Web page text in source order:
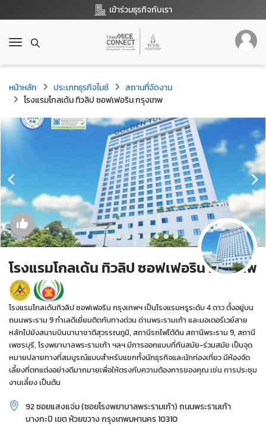
เข้าร่วมธุรกิจกับเรา
T
g
g
l
e
n
a
t
i
o
n
หน้าหลัก ประเภทธุรกิจไมซ์
สถานที่จัดงาน
โรงแรมโกลเด้น ทิวลิป ซอฟเฟอริน กรุงเทพ
โรงแรมโกลเด้น ทิวลิป ซอฟเฟอริน กรุงเทพ
โรงแรมโกลเด้นทิวลิป ซอฟเฟอริน กรุงเทพฯ เป็นโรงแรมหรูระดับ 4 ดาว ตั้งอยู่บน
ถนนพระราม 9 ทำเลดีเยี่ยมติดกับทางด่วน ด่านพระรามเก้า และมอเตอร์เวย์สาย
หลักไปยังสนามบินนานาชาติสุวรรณภูมิ, สถานีรถไฟใต้ดิน สถานีพระราม 9, สถานี
เพชรบุรี, โรงพยาบาลพระรามเก้า ฯลฯ มีการออกแบบที่ทันสมัย-ร่วมสมัย เป็นจุด
หมายปลายทางที่สมบูรณ์แบบสำหรับแขกทั้งนักธุรกิจและนักท่องเที่ยว มีห้องจัด
เลี้ยงที่ตกแต่งอย่างดีมากมายเพื่อให้ตรงกับความต้องการของคุณ เช่น การประชุม
งานเลี้ยง เป็นต้น
92 ซอยแสงแจ่ม (ซอยโรงพยาบาลพระรามเก้า) ถนนพระรามเก้า
บางกะปิ เขต ห้วยขวาง กรุงเทพมหานคร 10310